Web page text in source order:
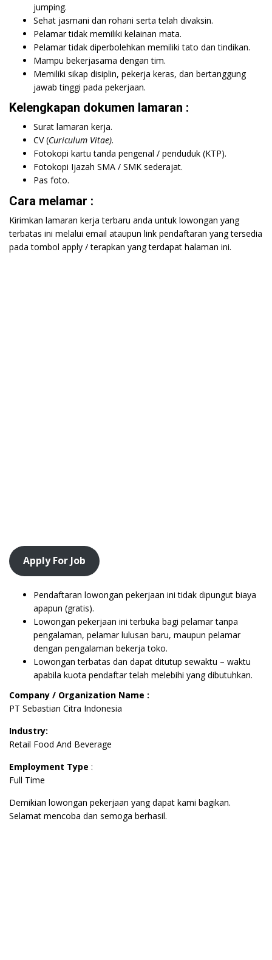
jumping.
Sehat jasmani dan rohani serta telah divaksin.
Pelamar tidak memiliki kelainan mata.
Pelamar tidak diperbolehkan memiliki tato dan tindikan.
Mampu bekerjasama dengan tim.
Memiliki sikap disiplin, pekerja keras, dan bertanggung
jawab tinggi pada pekerjaan.
Kelengkapan dokumen lamaran :
Surat lamaran kerja.
CV (Curiculum Vitae).
Fotokopi kartu tanda pengenal / penduduk (KTP).
Fotokopi Ijazah SMA / SMK sederajat.
Pas foto.
Cara melamar :
Kirimkan lamaran kerja terbaru anda untuk lowongan yang
terbatas ini melalui email ataupun link pendaftaran yang tersedia
pada tombol apply / terapkan yang terdapat halaman ini.
Apply For Job
Pendaftaran lowongan pekerjaan ini tidak dipungut biaya
apapun (gratis).
Lowongan pekerjaan ini terbuka bagi pelamar tanpa
pengalaman, pelamar lulusan baru, maupun pelamar
dengan pengalaman bekerja toko.
Lowongan terbatas dan dapat ditutup sewaktu – waktu
apabila kuota pendaftar telah melebihi yang dibutuhkan.
Company / Organization Name :
PT Sebastian Citra Indonesia
Industry:
Retail Food And Beverage
Employment Type :
Full Time
Demikian lowongan pekerjaan yang dapat kami bagikan.
Selamat mencoba dan semoga berhasil.